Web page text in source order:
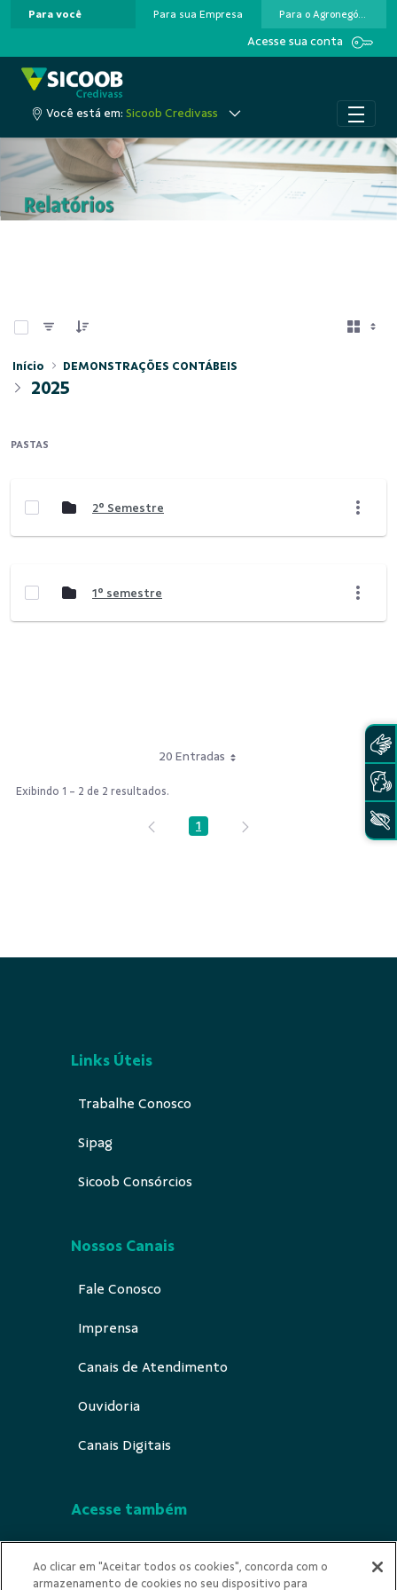
Pular para o Conteúdo principal
Para você Para sua Empresa Para o Agronegócio
Acesse sua conta
Você está em: Sicoob Credivass
Início DEMONSTRAÇÕES CONTÁBEIS
2025
PASTAS
2° Semestre
1° semestre
20 Entradas
Exibindo 1 - 2 de 2 resultados.
Página
1
Links Úteis
Trabalhe Conosco
Sipag
Sicoob Consórcios
Nossos Canais
Fale Conosco
Imprensa
Canais de Atendimento
Ouvidoria
Canais Digitais
Acesse também
Ao clicar em "Aceitar todos os cookies", concorda com o
armazenamento de cookies no seu dispositivo para